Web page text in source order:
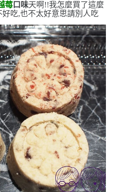
莓口味天啊!!我怎麼買了這麼
吃,也不太好意思請別人吃